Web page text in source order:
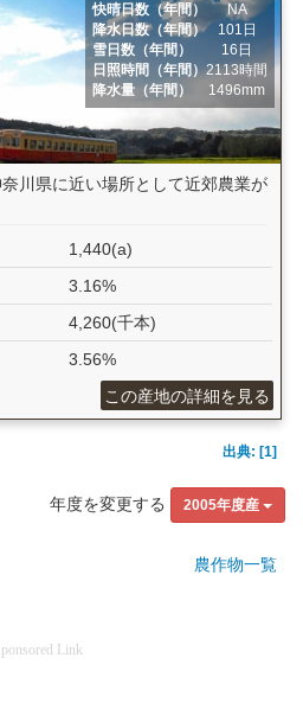
快晴日数（年間）
NA
降水日数（年間）
101日
雪日数（年間）
16日
日照時間（年間）2113時間
降水量（年間）
1496mm
川県に近い場所として近郊農業が
1,440(a)
3.16%
4,260(千本)
3.56%
この産地の詳細を見る
出典: [1]
年度を変更する 2005年度産
農作物一覧
Link